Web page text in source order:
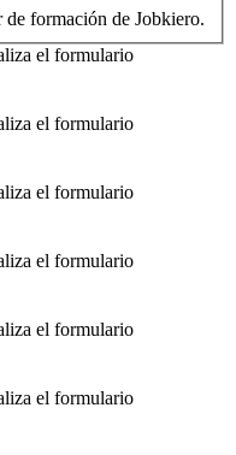
formación de Jobkiero.
el formulario
el formulario
el formulario
el formulario
el formulario
el formulario